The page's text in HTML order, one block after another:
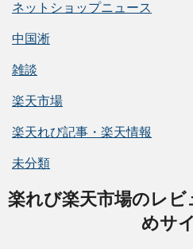
ネットショップニュース
中国淅
雑談
楽天市場
楽天れび記事・楽天情報
未分類
楽れび楽天市場のレビ
めサ